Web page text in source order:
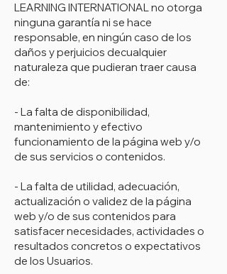
LEARNING INTERNATIONAL no otorga
ninguna garantía ni se hace
responsable, en ningún caso de los
daños y perjuicios decualquier
naturaleza que pudieran traer causa
de:
- La falta de disponibilidad,
mantenimiento y efectivo
funcionamiento de la página web y/o
de sus servicios o contenidos.
- La falta de utilidad, adecuación,
actualización o validez de la página
web y/o de sus contenidos para
satisfacer necesidades, actividades o
resultados concretos o expectativos
de los Usuarios.